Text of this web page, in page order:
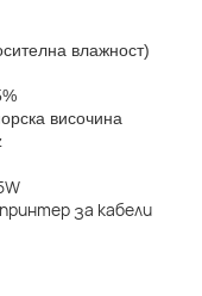
влажност)
височина